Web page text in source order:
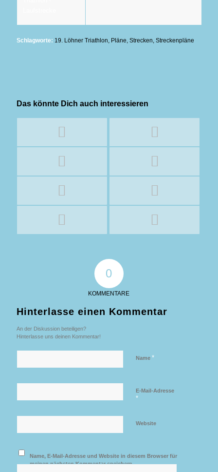
Schlagworte: 19. Löhner Triathlon Pläne Strecken Streckenpläne
Das könnte Dich auch interessieren
0
KOMMENTARE
Hinterlasse einen Kommentar
An der Diskussion beteiligen?
Hinterlasse uns deinen Kommentar!
Name *
E-Mail-Adresse
*
Website
Name, E-Mail-Adresse und Website in diesem Browser für
meinen nächsten Kommentar speichern.